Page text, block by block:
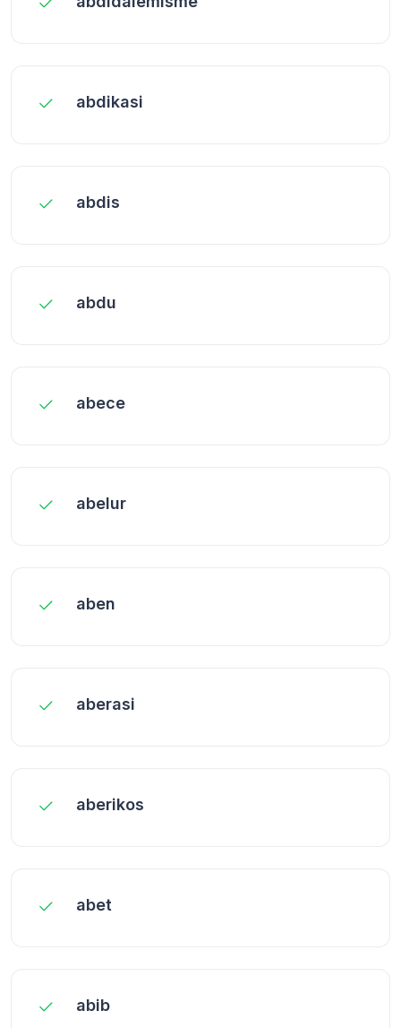
abdikasi
abdis
abdu
abece
abelur
aben
aberasi
aberikos
abet
abib